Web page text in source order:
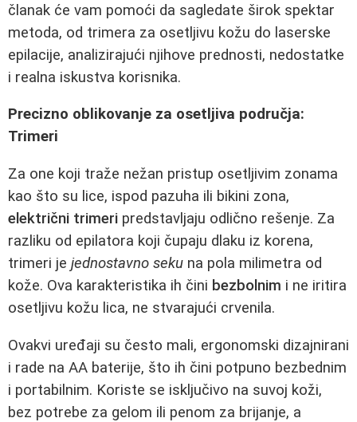
članak će vam pomoći da sagledate širok spektar
metoda, od trimera za osetljivu kožu do laserske
epilacije, analizirajući njihove prednosti, nedostatke
i realna iskustva korisnika.
Precizno oblikovanje za osetljiva područja:
Trimeri
Za one koji traže nežan pristup osetljivim zonama
kao što su lice, ispod pazuha ili bikini zona,
električni trimeri predstavljaju odlično rešenje. Za
razliku od epilatora koji čupaju dlaku iz korena,
trimeri je jednostavno seku na pola milimetra od
kože. Ova karakteristika ih čini bezbolnim i ne iritira
osetljivu kožu lica, ne stvarajući crvenila.
Ovakvi uređaji su često mali, ergonomski dizajnirani
i rade na AA baterije, što ih čini potpuno bezbednim
i portabilnim. Koriste se isključivo na suvoj koži,
bez potrebe za gelom ili penom za brijanje, a